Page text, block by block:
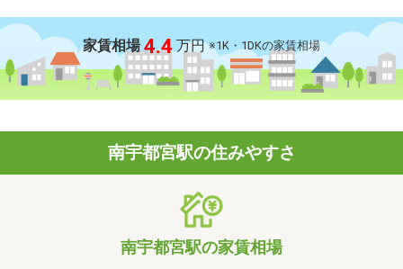
家賃相場 4.4 万円 ※1K・1DKの家賃相場
南宇都宮駅の住みやすさ
南宇都宮駅の家賃相場